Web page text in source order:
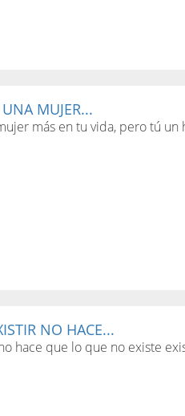
MUJER...
más en tu vida, pero tú
NO HACE...
hace que lo que no existe